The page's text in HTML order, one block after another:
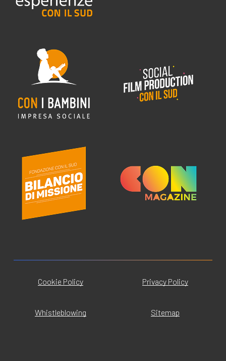
Cookie Policy Privacy Policy
Whistleblowing Sitemap